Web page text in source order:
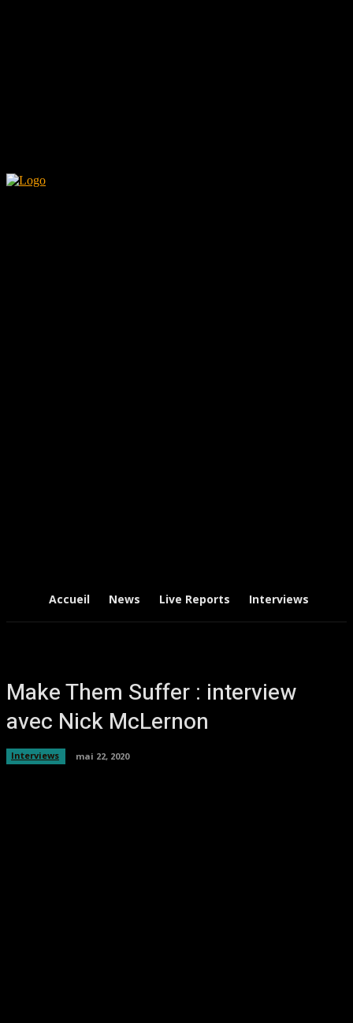
Accueil News Live Reports Interviews
Make Them Suffer : interview
avec Nick McLernon
Interviews mai 22, 2020